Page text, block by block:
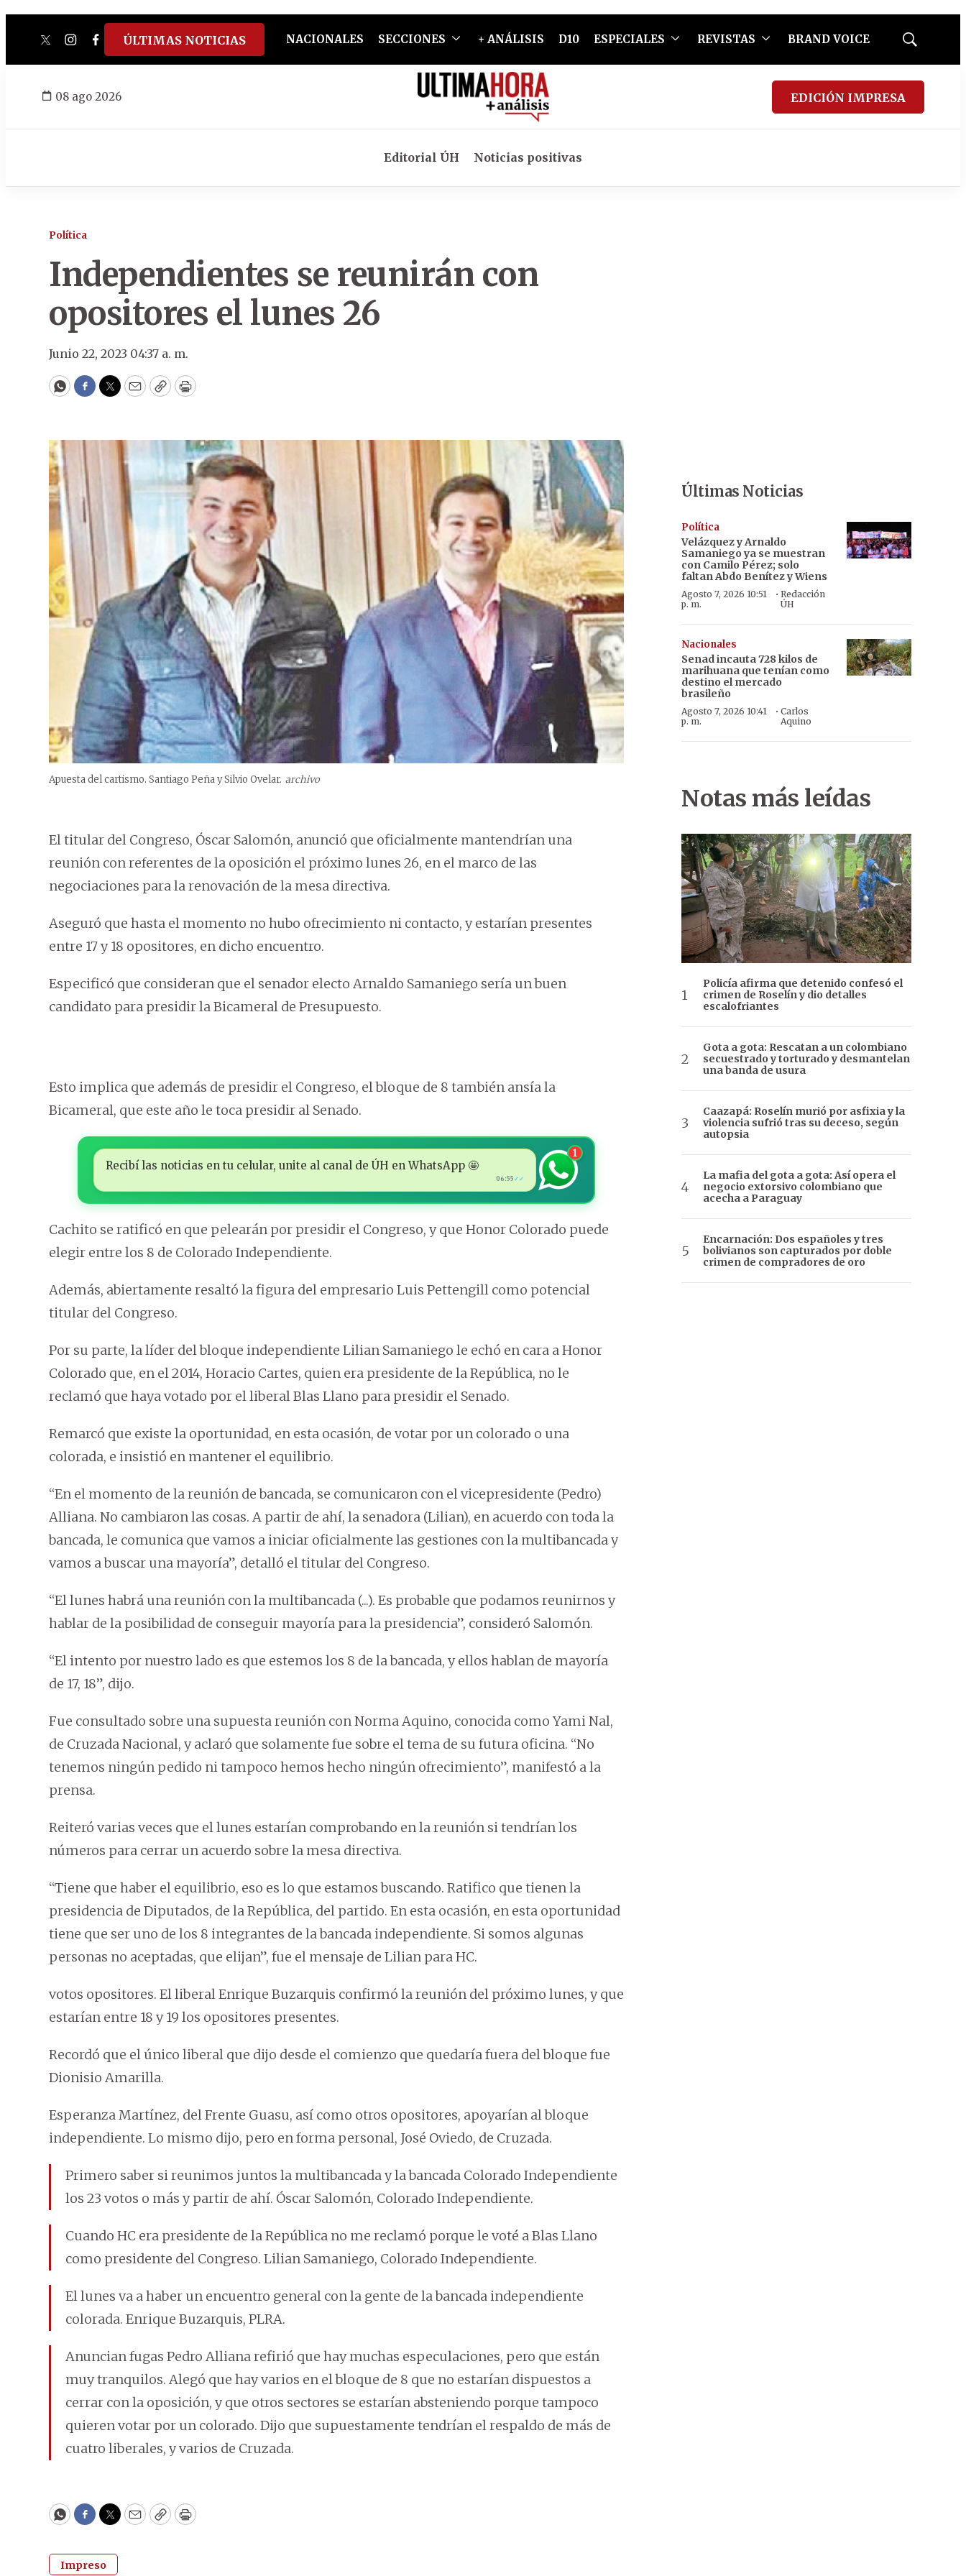
twitterinstagram
facebook
tiktokyoutube
spotify
ÚLTIMAS NOTICIAS NACIONALES SECCIONES + ANÁLISIS D10 ESPECIALES REVISTAS BRAND VOICE
Mostrar
08 ago 2026 EDICIÓN IMPRESA
Editorial ÚH Noticias positivas
Política
Independientes se reunirán con
opositores el lunes 26
Junio 22, 2023 04:37 a. m.
WhatsApp
Facebook
Twitter
EmailCopyPrint
Apuesta del cartismo. Santiago Peña y Silvio Ovelar. archivo
El titular del Congreso, Óscar Salomón, anunció que oficialmente mantendrían una
reunión con referentes de la oposición el próximo lunes 26, en el marco de las
negociaciones para la renovación de la mesa directiva.
Aseguró que hasta el momento no hubo ofrecimiento ni contacto, y estarían presentes
entre 17 y 18 opositores, en dicho encuentro.
Especificó que consideran que el senador electo Arnaldo Samaniego sería un buen
candidato para presidir la Bicameral de Presupuesto.
Esto implica que además de presidir el Congreso, el bloque de 8 también ansía la
Bicameral, que este año le toca presidir al Senado.
Recibí las noticias en tu celular, unite al canal de ÚH en WhatsApp 🤩
06:55 ✓✓
1
Cachito se ratificó en que pelearán por presidir el Congreso, y que Honor Colorado puede
elegir entre los 8 de Colorado Independiente.
Además, abiertamente resaltó la figura del empresario Luis Pettengill como potencial
titular del Congreso.
Por su parte, la líder del bloque independiente Lilian Samaniego le echó en cara a Honor
Colorado que, en el 2014, Horacio Cartes, quien era presidente de la República, no le
reclamó que haya votado por el liberal Blas Llano para presidir el Senado.
Remarcó que existe la oportunidad, en esta ocasión, de votar por un colorado o una
colorada, e insistió en mantener el equilibrio.
“En el momento de la reunión de bancada, se comunicaron con el vicepresidente (Pedro)
Alliana. No cambiaron las cosas. A partir de ahí, la senadora (Lilian), en acuerdo con toda la
bancada, le comunica que vamos a iniciar oficialmente las gestiones con la multibancada y
vamos a buscar una mayoría”, detalló el titular del Congreso.
“El lunes habrá una reunión con la multibancada (...). Es probable que podamos reunirnos y
hablar de la posibilidad de conseguir mayoría para la presidencia”, consideró Salomón.
“El intento por nuestro lado es que estemos los 8 de la bancada, y ellos hablan de mayoría
de 17, 18”, dijo.
Fue consultado sobre una supuesta reunión con Norma Aquino, conocida como Yami Nal,
de Cruzada Nacional, y aclaró que solamente fue sobre el tema de su futura oficina. “No
tenemos ningún pedido ni tampoco hemos hecho ningún ofrecimiento”, manifestó a la
prensa.
Reiteró varias veces que el lunes estarían comprobando en la reunión si tendrían los
números para cerrar un acuerdo sobre la mesa directiva.
“Tiene que haber el equilibrio, eso es lo que estamos buscando. Ratifico que tienen la
presidencia de Diputados, de la República, del partido. En esta ocasión, en esta oportunidad
tiene que ser uno de los 8 integrantes de la bancada independiente. Si somos algunas
personas no aceptadas, que elijan”, fue el mensaje de Lilian para HC.
votos opositores. El liberal Enrique Buzarquis confirmó la reunión del próximo lunes, y que
estarían entre 18 y 19 los opositores presentes.
Recordó que el único liberal que dijo desde el comienzo que quedaría fuera del bloque fue
Dionisio Amarilla.
Esperanza Martínez, del Frente Guasu, así como otros opositores, apoyarían al bloque
independiente. Lo mismo dijo, pero en forma personal, José Oviedo, de Cruzada.
Primero saber si reunimos juntos la multibancada y la bancada Colorado Independiente
los 23 votos o más y partir de ahí. Óscar Salomón, Colorado Independiente.
Cuando HC era presidente de la República no me reclamó porque le voté a Blas Llano
como presidente del Congreso. Lilian Samaniego, Colorado Independiente.
El lunes va a haber un encuentro general con la gente de la bancada independiente
colorada. Enrique Buzarquis, PLRA.
Anuncian fugas Pedro Alliana refirió que hay muchas especulaciones, pero que están
muy tranquilos. Alegó que hay varios en el bloque de 8 que no estarían dispuestos a
cerrar con la oposición, y que otros sectores se estarían absteniendo porque tampoco
quieren votar por un colorado. Dijo que supuestamente tendrían el respaldo de más de
cuatro liberales, y varios de Cruzada.
WhatsApp
Facebook
Twitter
EmailCopyPrint
Impreso
Últimas Noticias
Política
Velázquez y Arnaldo
Samaniego ya se muestran
con Camilo Pérez; solo
faltan Abdo Benítez y Wiens
Agosto 7, 2026 10:51
p. m.
·Redacción
ÚH
Nacionales
Senad incauta 728 kilos de
marihuana que tenían como
destino el mercado
brasileño
Agosto 7, 2026 10:41
p. m.
· Carlos
Aquino
Notas más leídas
Policía afirma que detenido confesó el
crimen de Roselín y dio detalles
escalofriantes
Gota a gota: Rescatan a un colombiano
secuestrado y torturado y desmantelan
una banda de usura
Caazapá: Roselín murió por asfixia y la
violencia sufrió tras su deceso, según
autopsia
La mafia del gota a gota: Así opera el
negocio extorsivo colombiano que
acecha a Paraguay
Encarnación: Dos españoles y tres
bolivianos son capturados por doble
crimen de compradores de oro